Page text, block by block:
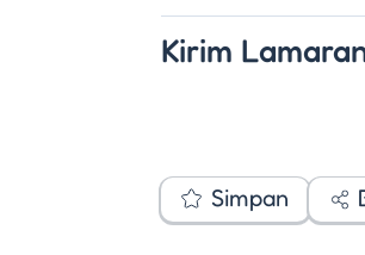
Kirim
Simpan